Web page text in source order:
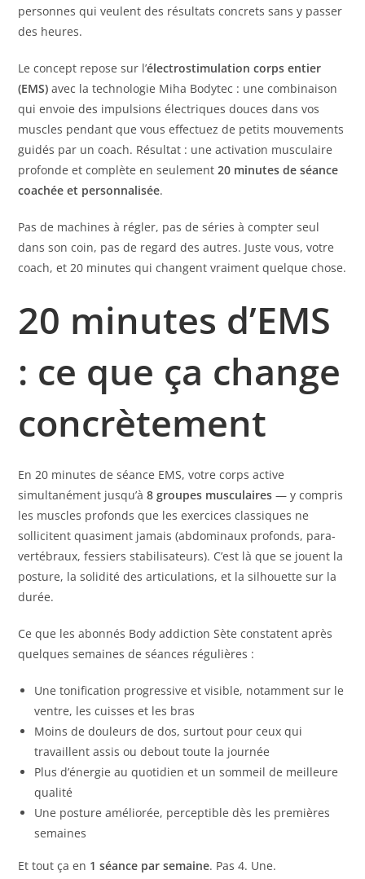
personnes qui veulent des résultats concrets sans y passer
des heures.
Le concept repose sur l’électrostimulation corps entier
(EMS) avec la technologie Miha Bodytec : une combinaison
qui envoie des impulsions électriques douces dans vos
muscles pendant que vous effectuez de petits mouvements
guidés par un coach. Résultat : une activation musculaire
profonde et complète en seulement20 minutes de séance
coachée et personnalisée.
Pas de machines à régler, pas de séries à compter seul
dans son coin, pas de regard des autres. Juste vous, votre
coach, et 20 minutes qui changent vraiment quelque chose.
20 minutes d’EMS
: ce que ça change
concrètement
En 20 minutes de séance EMS, votre corps active
simultanément jusqu’à8 groupes musculaires — y compris
les muscles profonds que les exercices classiques ne
sollicitent quasiment jamais (abdominaux profonds, para-
vertébraux, fessiers stabilisateurs). C’est là que se jouent la
posture, la solidité des articulations, et la silhouette sur la
durée.
Ce que les abonnés Body addiction Sète constatent après
quelques semaines de séances régulières :
Une tonification progressive et visible, notamment sur le
ventre, les cuisses et les bras
Moins de douleurs de dos, surtout pour ceux qui
travaillent assis ou debout toute la journée
Plus d’énergie au quotidien et un sommeil de meilleure
qualité
Une posture améliorée, perceptible dès les premières
semaines
Et tout ça en 1 séance par semaine. Pas 4. Une.